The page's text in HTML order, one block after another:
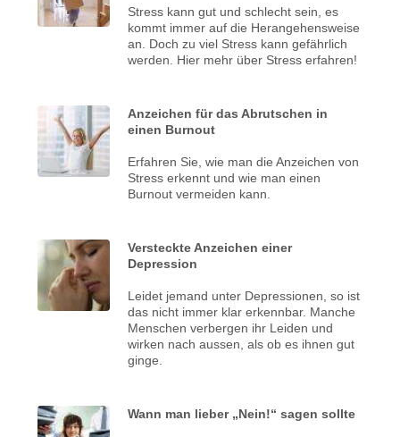
Stress kann gut und schlecht sein, es
kommt immer auf die Herangehensweise
an. Doch zu viel Stress kann gefährlich
werden. Hier mehr über Stress erfahren!
Anzeichen für das Abrutschen in
einen Burnout
Erfahren Sie, wie man die Anzeichen von
Stress erkennt und wie man einen
Burnout vermeiden kann.
Versteckte Anzeichen einer
Depression
Leidet jemand unter Depressionen, so ist
das nicht immer klar erkennbar. Manche
Menschen verbergen ihr Leiden und
wirken nach aussen, als ob es ihnen gut
ginge.
Wann man lieber „Nein!“ sagen sollte